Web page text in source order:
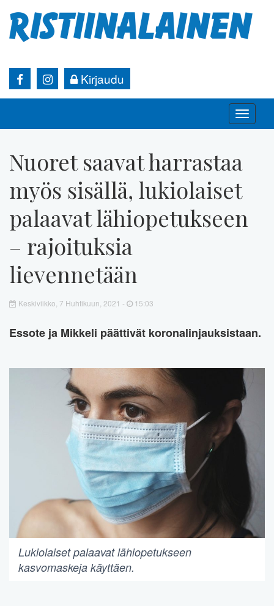
Kirjaudu
Toggle
Nuoret saavat harrastaa
myös sisällä, lukiolaiset
palaavat lähiopetukseen
– rajoituksia
lievennetään
Keskiviikko, 7 Huhtikuun, 2021 - 15:03
Essote ja Mikkeli päättivät koronalinjauksistaan.
Lukiolaiset palaavat lähiopetukseen
kasvomaskeja käyttäen.